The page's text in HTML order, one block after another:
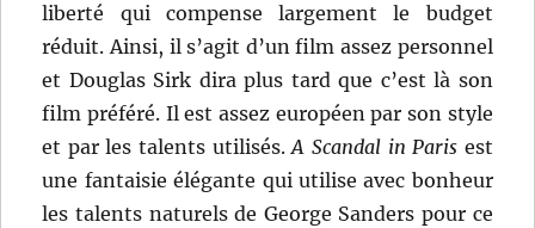
liberté qui compense largement le budget
réduit. Ainsi, il s’agit d’un film assez personnel
et Douglas Sirk dira plus tard que c’est là son
film préféré. Il est assez européen par son style
et par les talents utilisés.A Scandal in Paris est
une fantaisie élégante qui utilise avec bonheur
les talents naturels de George Sanders pour ce